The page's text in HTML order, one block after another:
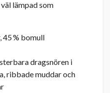
lämpad som
45 % bomull
dragsnören i
ribbade muddar och